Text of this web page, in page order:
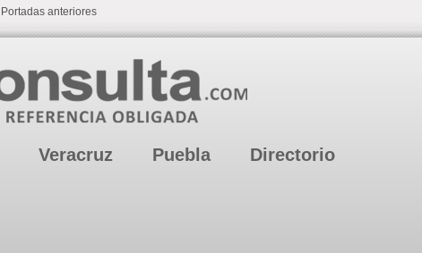
Portadas anteriores
Veracruz Puebla Directorio